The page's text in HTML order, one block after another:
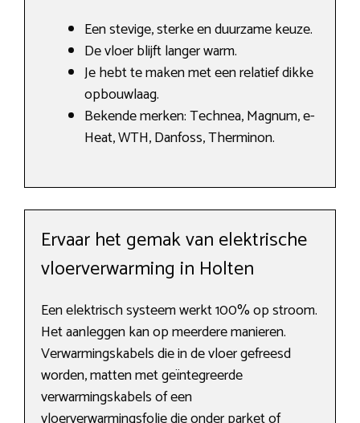
Een stevige, sterke en duurzame keuze.
De vloer blijft langer warm.
Je hebt te maken met een relatief dikke
opbouwlaag.
Bekende merken: Technea, Magnum, e-
Heat, WTH, Danfoss, Therminon.
Ervaar het gemak van elektrische
vloerverwarming in Holten
Een elektrisch systeem werkt 100% op stroom.
Het aanleggen kan op meerdere manieren.
Verwarmingskabels die in de vloer gefreesd
worden, matten met geïntegreerde
verwarmingskabels of een